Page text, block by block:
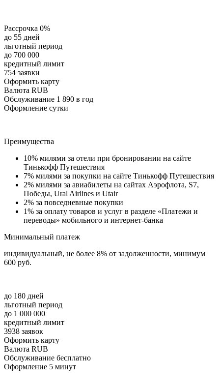
Рассрочка 0%
до 55 дней
льготный период
до 700 000
кредитный лимит
754 заявки
Оформить карту
Валюта RUB
Обслуживание 1 890 в год
Оформление сутки
Преимущества
10% милями за отели при бронировании на сайте
Тинькофф Путешествия
7% милями за покупки на сайте Тинькофф Путешествия
2% милями за авиабилеты на сайтах Аэрофлота, S7,
Победы, Ural Airlines и Utair
2% за повседневные покупки
1% за оплату товаров и услуг в разделе «Платежи и
переводы» мобильного и интернет-банка
Минимальный платеж
индивидуальный, не более 8% от задолженности, минимум
600 руб.
до 180 дней
льготный период
до 1 000 000
кредитный лимит
3938 заявок
Оформить карту
Валюта RUB
Обслуживание бесплатно
Оформление 5 минут